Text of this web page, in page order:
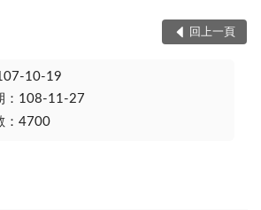
回上一頁
10-19
：108-11-27
：4700